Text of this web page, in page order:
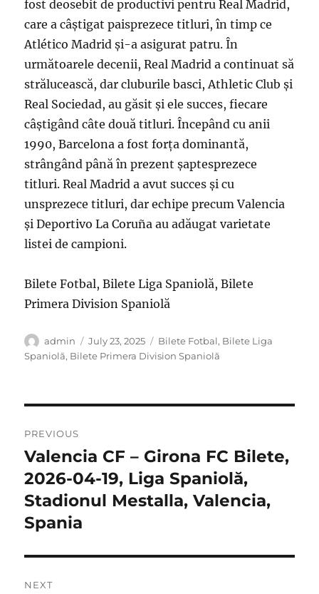
fost deosebit de productivi pentru Real Madrid,
care a câștigat paisprezece titluri, în timp ce
Atlético Madrid și-a asigurat patru. În
următoarele decenii, Real Madrid a continuat să
strălucească, dar cluburile basci, Athletic Club și
Real Sociedad, au găsit și ele succes, fiecare
câștigând câte două titluri. Începând cu anii
1990, Barcelona a fost forța dominantă,
strângând până în prezent șaptesprezece
titluri. Real Madrid a avut succes și cu
unsprezece titluri, dar echipe precum Valencia
și Deportivo La Coruña au adăugat varietate
listei de campioni.
Bilete Fotbal, Bilete Liga Spaniolă, Bilete
Primera Division Spaniolă
Author
admin
Posted
on
July 23, 2025 Categories
Bilete Fotbal, Bilete Liga
Spaniolă, Bilete Primera Division Spaniolă
navigation
PREVIOUS
Previous
post:
Valencia CF – Girona FC Bilete,
2026-04-19, Liga Spaniolă,
Stadionul Mestalla, Valencia,
Spania
NEXT